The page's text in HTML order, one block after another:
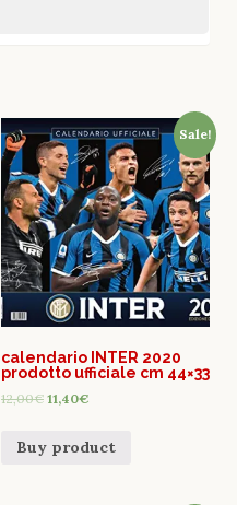
Sale!
calendario INTER 2020
prodotto ufficiale cm 44×33
12,00€ 11,40€
Buy product